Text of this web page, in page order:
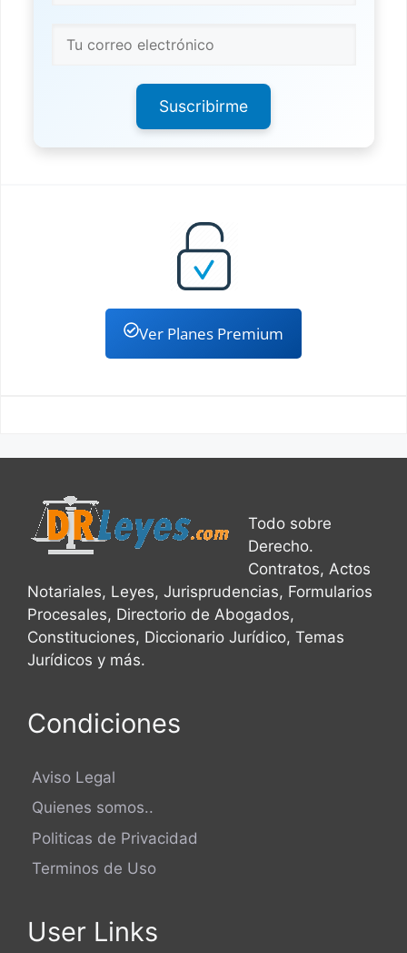
Suscribirme
Ver Planes Premium
Todo sobre
Derecho.
Contratos, Actos
Notariales, Leyes, Jurisprudencias, Formularios
Procesales, Directorio de Abogados,
Constituciones, Diccionario Jurídico, Temas
Jurídicos y más.
Condiciones
Aviso Legal
Quienes somos..
Politicas de Privacidad
Terminos de Uso
User Links